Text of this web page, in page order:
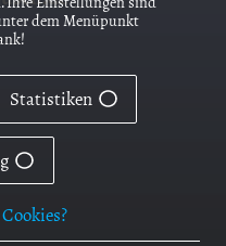
dem Menüpunkt
Statistiken